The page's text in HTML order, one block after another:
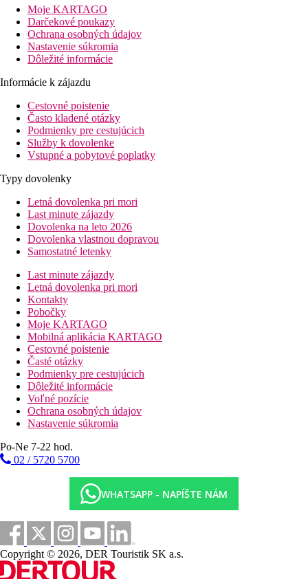
Moje KARTAGO
Darčekové poukazy
Ochrana osobných údajov
Nastavenie súkromia
Dôležité informácie
Informácie k zájazdu
Cestovné poistenie
Často kladené otázky
Podmienky pre cestujúcich
Služby k dovolenke
Vstupné a pobytové poplatky
Typy dovolenky
Letná dovolenka pri mori
Last minute zájazdy
Dovolenka na leto 2026
Dovolenka vlastnou dopravou
Samostatné letenky
Last minute zájazdy
Letná dovolenka pri mori
Kontakty
Pobočky
Moje KARTAGO
Mobilná aplikácia KARTAGO
Cestovné poistenie
Časté otázky
Podmienky pre cestujúcich
Dôležité informácie
Voľné pozície
Ochrana osobných údajov
Nastavenie súkromia
Po-Ne 7-22 hod.
02 / 5720 5700
WHATSAPP - NAPÍŠTE NÁM
Copyright © 2026, DER Touristik SK a.s.